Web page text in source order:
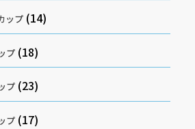
ップ (14)
プ (18)
プ (23)
プ (17)